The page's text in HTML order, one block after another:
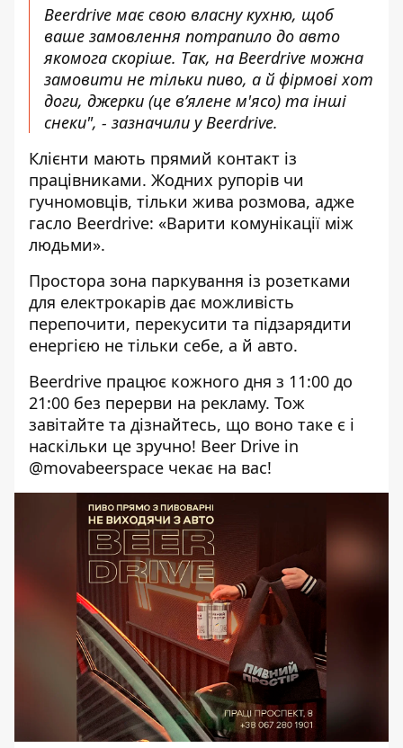
Beerdrive має свою власну кухню, щоб
ваше замовлення потрапило до авто
якомога скоріше. Так, на Beerdrive можна
замовити не тільки пиво, а й фірмові хот
доги, джерки (це в’ялене м'ясо) та інші
снеки", - зазначили у Beerdrive.
Клієнти мають прямий контакт із
працівниками. Жодних рупорів чи
гучномовців, тільки жива розмова, адже
гасло Beerdrive: «Варити комунікації між
людьми».
Простора зона паркування із розетками
для електрокарів дає можливість
перепочити, перекусити та підзарядити
енергією не тільки себе, а й авто.
Beerdrive працює кожного дня з 11:00 до
21:00 без перерви на рекламу. Тож
завітайте та дізнайтесь, що воно таке є і
наскільки це зручно! Beer Drive in
@movabeerspace чекає на вас!